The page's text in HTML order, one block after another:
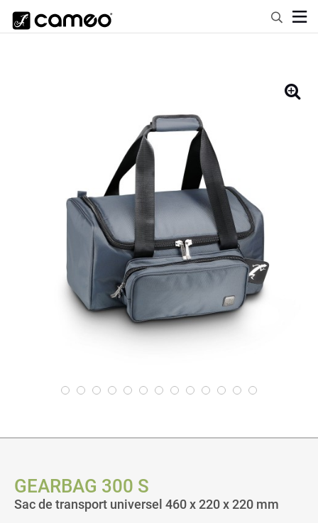
GEARBAG 300 S
Sac de transport universel 460 x 220 x 220 mm